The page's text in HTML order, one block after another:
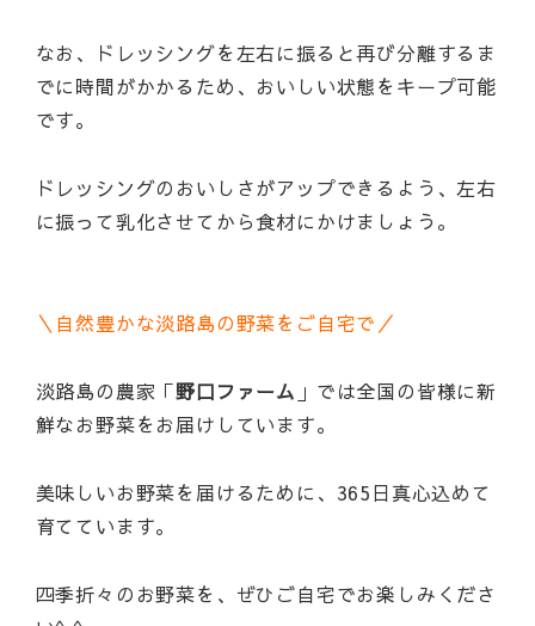
なお、ドレッシングを左右に振ると再び分離するま
でに時間がかかるため、おいしい状態をキープ可能
です。
ドレッシングのおいしさがアップできるよう、左右
に振って乳化させてから食材にかけましょう。
＼自然豊かな淡路島の野菜をご自宅で／
淡路島の農家「野口ファーム 」では全国の皆様に新
鮮なお野菜をお届けしています。
美味しいお野菜を届けるために、365日真心込めて
育てています。
四季折々のお野菜を、ぜひご自宅でお楽しみくださ